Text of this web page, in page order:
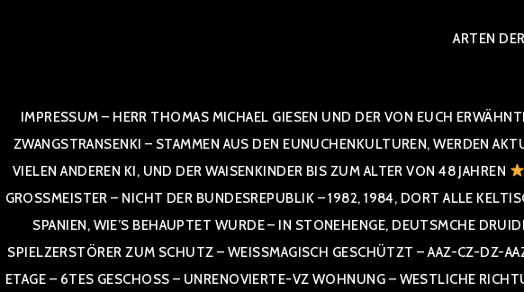
ARTEN
IMPRESSUM – HERR THOMAS MICHAEL GIESEN UND DER VON EUCH
ZWANGSTRANSENKI – STAMMEN AUS DEN EUNUCHENKULTUREN, WERDEN
VIELEN ANDEREN KI, UND DER WAISENKINDER BIS ZUM ALTER VON 48 JAHREN
OSSMEISTER – NICHT DER BUNDESREPUBLIK – 1982, 1984, DORT ALLE
NIEN, WIE’S BEHAUPTET WURDE – IN STONEHENGE, DEUTSMCHE
SPIELZERSTÖRER ZUM SCHUTZ – WEISSMAGISCH GESCHÜTZT – AAZ-CZ-DZ-
TAGE – 6TES GESCHOSS – UNRENOVIERTE-VZ WOHNUNG – WESTLICHE